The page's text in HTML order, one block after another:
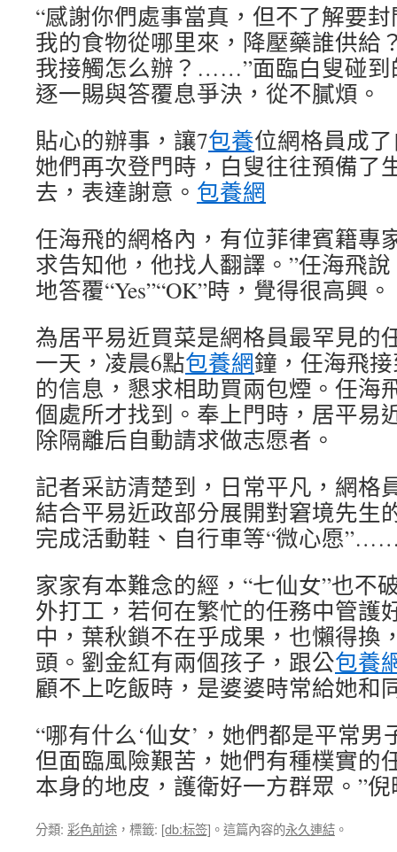
“感謝你們處事當真，但不了解要
我的食物從哪里來，降壓藥誰供給
我接觸怎么辦？……”面臨白叟碰到
逐一賜與答覆息爭決，從不膩煩。
貼心的辦事，讓7包養位網格員成
她們再次登門時，白叟往往預備了
去，表達謝意。 包養網
任海飛的網格內，有位菲律賓籍專
求告知他，他找人翻譯。”任海飛
地答覆“Yes”“OK”時，覺得很高興。
為居平易近買菜是網格員最罕見的
一天，凌晨6點包養網鐘，任海飛
的信息，懇求相助買兩包煙。任海
個處所才找到。奉上門時，居平易
除隔離后自動請求做志愿者。
記者采訪清楚到，日常平凡，網格
結合平易近政部分展開對窘境先生
完成活動鞋、自行車等“微心愿
家家有本難念的經，“七仙女”也不
外打工，若何在繁忙的任務中管護
中，葉秋鎖不在乎成果，也懶得換
頭。劉金紅有兩個孩子，跟公包養
顧不上吃飯時，是婆婆時常給她
“哪有什么‘仙女’，她們都是平常
但面臨風險艱苦，她們有種樸實的
本身的地皮，護衛好一方群眾。”
分類: 彩色前途 ，標籤: [db:标签] 。這篇內容的永久連結 。